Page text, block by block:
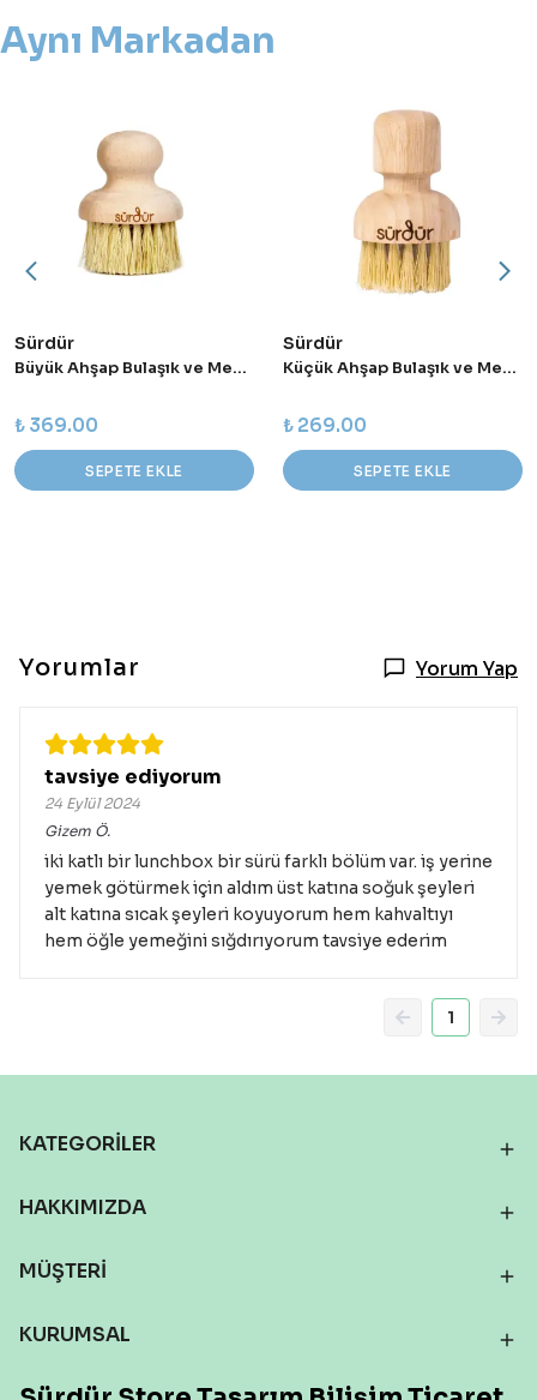
Aynı Markadan
Sürdür
Büyük Ahşap Bulaşık ve Meyve Sebze Fırçası
₺ 369.00
SEPETE EKLE
Sürdür
Küçük Ahşap Bulaşık ve Meyve Sebze Fırçası
₺ 269.00
SEPETE EKLE
Yorumlar Yorum Yap
tavsiye ediyorum
24 Eylül 2024
Gizem Ö.
iki katlı bir lunchbox bir sürü farklı bölüm var. iş yerine
yemek götürmek için aldım üst katına soğuk şeyleri
alt katına sıcak şeyleri koyuyorum hem kahvaltıyı
hem öğle yemeğini sığdırıyorum tavsiye ederim
1
KATEGORİLER
HAKKIMIZDA
MÜŞTERİ
KURUMSAL